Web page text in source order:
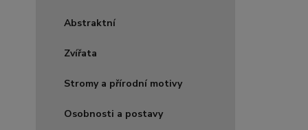
Abstraktní
Zvířata
Stromy a přírodní motivy
Osobnosti a postavy